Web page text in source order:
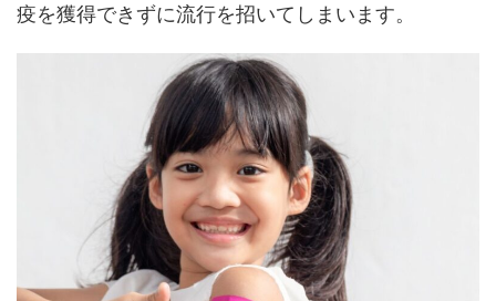
疫を獲得できずに流行を招いてしまいます。